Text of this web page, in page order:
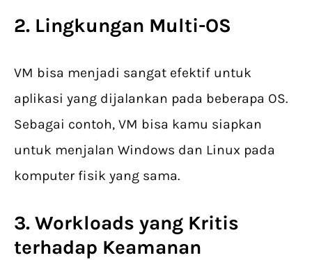
2. Lingkungan Multi-OS
VM bisa menjadi sangat efektif untuk
aplikasi yang dijalankan pada beberapa OS.
Sebagai contoh, VM bisa kamu siapkan
untuk menjalan Windows dan Linux pada
komputer fisik yang sama.
3. Workloads yang Kritis
terhadap Keamanan